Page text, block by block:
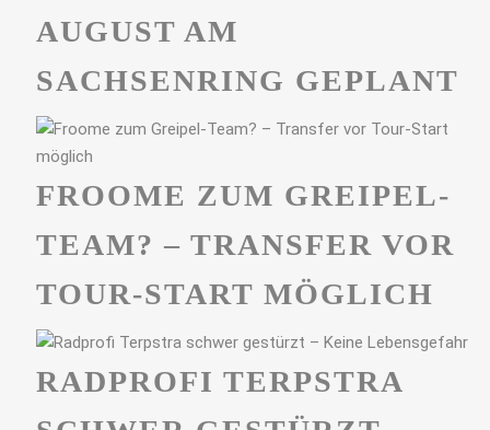
UGUST AM S
ACHSENRING GEPLANT
FROOME ZUM GREIPEL-
TEAM? – TRANSFER VOR
TOUR-START MÖGLICH
RADPROFI TERPSTRA